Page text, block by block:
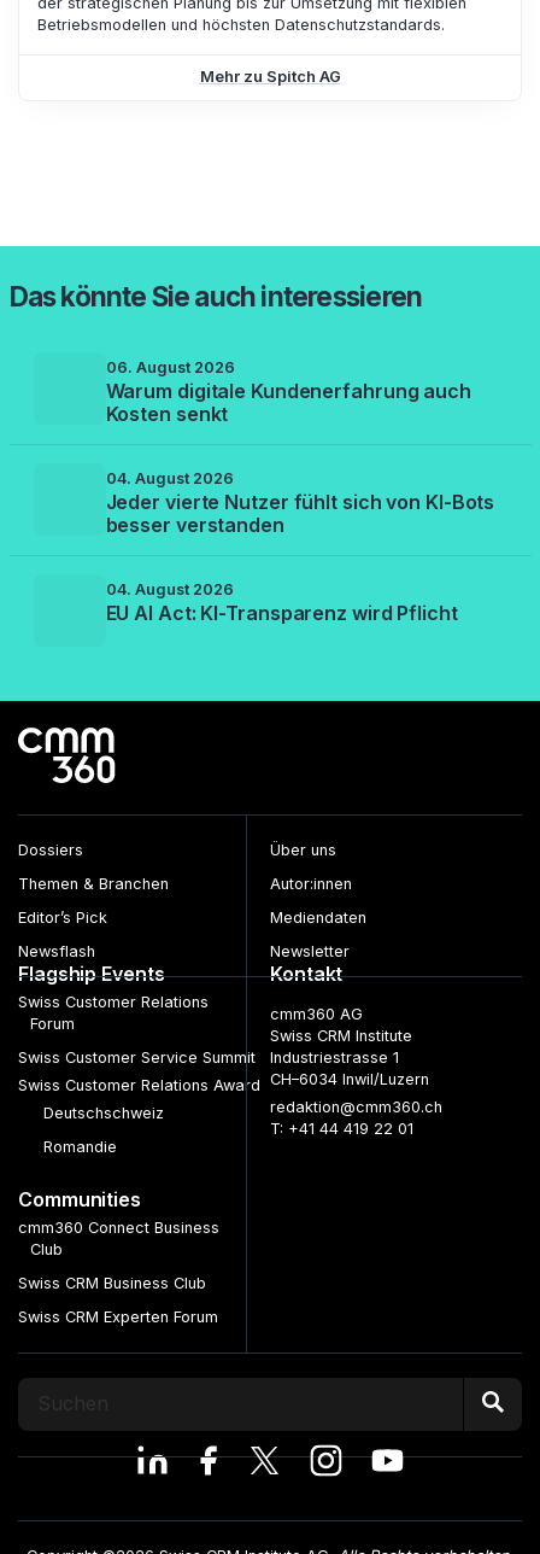
Betriebsmodellen und höchsten Datenschutzstandards.
Mehr zu Spitch AG
Das könnte Sie auch interessieren
06. August 2026
Warum digitale Kundenerfahrung auch
Kosten senkt
04. August 2026
Jeder vierte Nutzer fühlt sich von KI-Bots
besser verstanden
04. August 2026
EU AI Act: KI-Transparenz wird Pflicht
Dossiers
Themen & Branchen
Editor’s Pick
Newsflash
Über uns
Autor:innen
Mediendaten
Newsletter
Flagship Events
Swiss Customer Relations
Forum
Swiss Customer Service Summit
Swiss Customer Relations Award
Deutschschweiz
Romandie
Communities
cmm360 Connect Business
Club
Swiss CRM Business Club
Swiss CRM Experten Forum
Kontakt
cmm360 AG
Swiss CRM Institute
Industriestrasse 1
CH–6034 Inwil/Luzern
redaktion@cmm360.ch
T: +41 44 419 22 01